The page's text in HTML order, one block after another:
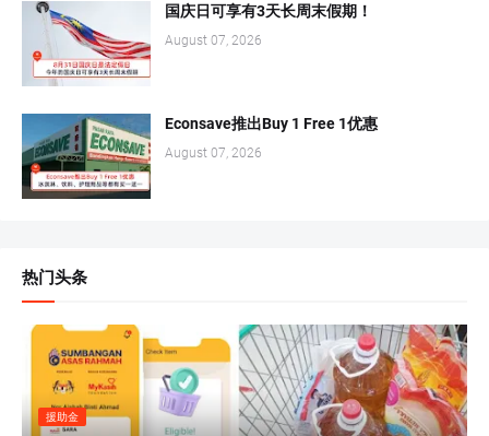
国庆日可享有3天长周末假期！
August 07, 2026
Econsave推出Buy 1 Free 1优惠
August 07, 2026
热门头条
援助金